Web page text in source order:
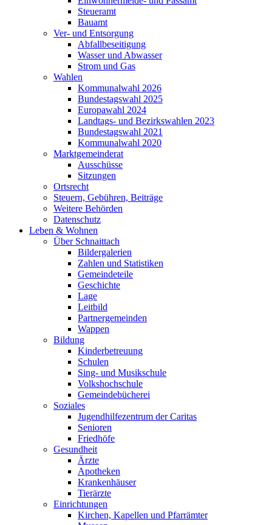
Steueramt
Bauamt
Ver- und Entsorgung
Abfallbeseitigung
Wasser und Abwasser
Strom und Gas
Wahlen
Kommunalwahl 2026
Bundestagswahl 2025
Europawahl 2024
Landtags- und Bezirkswahlen 2023
Bundestagswahl 2021
Kommunalwahl 2020
Marktgemeinderat
Ausschüsse
Sitzungen
Ortsrecht
Steuern, Gebühren, Beiträge
Weitere Behörden
Datenschutz
Leben & Wohnen
Über Schnaittach
Bildergalerien
Zahlen und Statistiken
Gemeindeteile
Geschichte
Lage
Leitbild
Partnergemeinden
Wappen
Bildung
Kinderbetreuung
Schulen
Sing- und Musikschule
Volkshochschule
Gemeindebücherei
Soziales
Jugendhilfezentrum der Caritas
Senioren
Friedhöfe
Gesundheit
Ärzte
Apotheken
Krankenhäuser
Tierärzte
Einrichtungen
Kirchen, Kapellen und Pfarrämter